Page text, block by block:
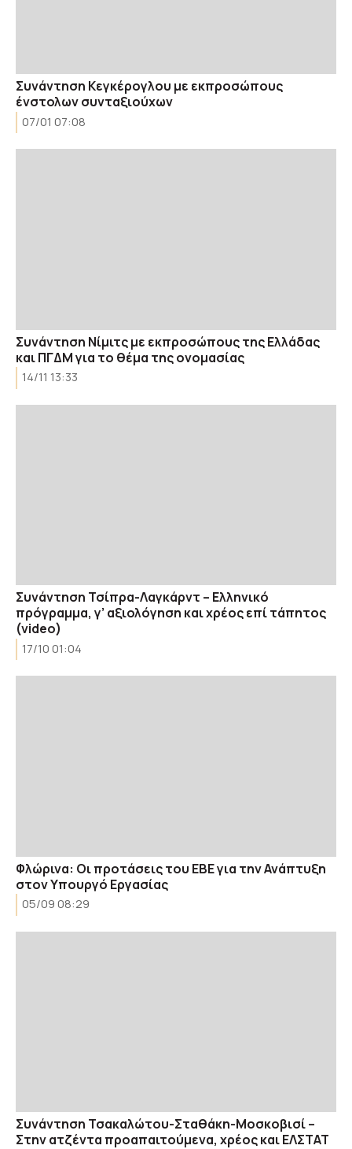
Συνάντηση Κεγκέρογλου με εκπροσώπους
ένστολων συνταξιούχων
07/01 07:08
Συνάντηση Νίμιτς με εκπροσώπους της Ελλάδας
και ΠΓΔΜ για το θέμα της ονομασίας
14/11 13:33
Συνάντηση Τσίπρα-Λαγκάρντ – Ελληνικό
πρόγραμμα, γ’ αξιολόγηση και χρέος επί τάπητος
(video)
17/10 01:04
Φλώρινα: Οι προτάσεις του ΕΒΕ για την Ανάπτυξη
στον Υπουργό Εργασίας
05/09 08:29
Συνάντηση Τσακαλώτου-Σταθάκη-Μοσκοβισί –
Στην ατζέντα προαπαιτούμενα, χρέος και ΕΛΣΤΑΤ